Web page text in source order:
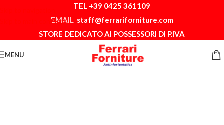
Skip to main content
TEL +39 0425 361109
EMAIL staff@ferrariforniture.com
STORE DEDICATO AI POSSESSORI DI P.IVA
MENU